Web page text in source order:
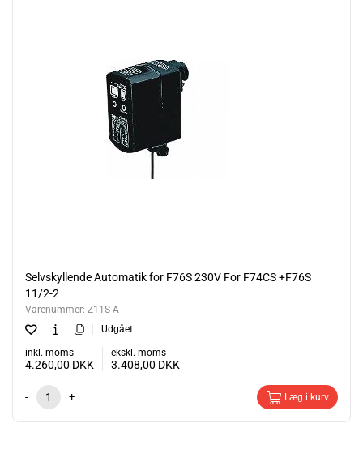
Selvskyllende Automatik for F76S 230V For F74CS +F76S
11/2-2
Varenummer: Z11S-A
Udgået
inkl. moms
4.260,00 DKK
ekskl. moms
3.408,00 DKK
- + Læg i kurv